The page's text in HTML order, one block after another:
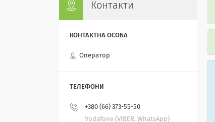
Контакти
Оператор
+380 (66) 373-55-50
Vodafone (VIBER, WhatsApp)